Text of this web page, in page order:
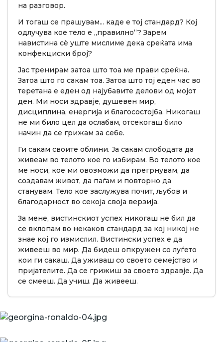
на разговор.
И тогаш се прашувам... каде е тој стандард? Кој
одлучува кое тело е „правилно“? Зарем
навистина сè уште мислиме дека среќата има
конфекциски број?
Јас тренирам затоа што тоа ме прави среќна.
Затоа што го сакам тоа. Затоа што тој еден час во
теретана е еден од најубавите делови од мојот
ден. Ми носи здравје, душевен мир,
дисциплина, енергија и благосостојба. Никогаш
не ми било цел да ослабам, отсекогаш било
начин да се грижам за себе.
Ги сакам своите облини. Ја сакам слободата да
живеам во телото кое го избирам. Во телото кое
ме носи, кое ми овозможи да прегрнувам, да
создавам живот, да паѓам и повторно да
станувам. Тело кое заслужува почит, љубов и
благодарност во секоја своја верзија.
За мене, вистинскиот успех никогаш не бил да
се вклопам во некаков стандард за кој никој не
знае кој го измислил. Вистински успех е да
живееш во мир. Да бидеш опкружен со луѓето
кои ги сакаш. Да уживаш со своето семејство и
пријателите. Да се грижиш за своето здравје. Да
се смееш. Да учиш. Да живееш.